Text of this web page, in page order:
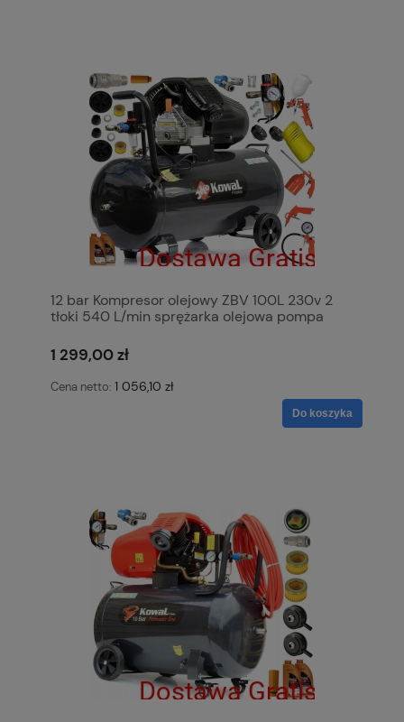
12 bar Kompresor olejowy ZBV 100L 230v 2
tłoki 540 L/min sprężarka olejowa pompa
1 299,00 zł
Cena netto: 1 056,10 zł
Do koszyka